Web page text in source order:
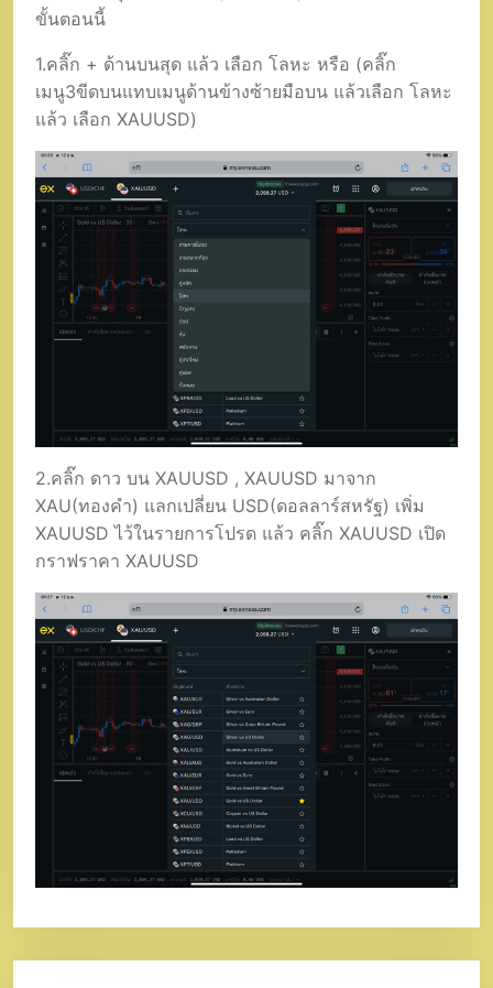
ขั้นตอนนี้
1.คลิ๊ก + ด้านบนสุด แล้ว เลือก โลหะ หรือ (คลิ๊ก
เมนู3ขีดบนแทบเมนูด้านข้างซ้ายมือบน แล้วเลือก โลหะ
แล้ว เลือก XAUUSD)
2.คลิ๊ก ดาว บน XAUUSD , XAUUSD มาจาก
XAU(ทองคำ) แลกเปลี่ยน USD(ดอลลาร์สหรัฐ) เพิ่ม
XAUUSD ไว้ในรายการโปรด แล้ว คลิ๊ก XAUUSD เปิด
กราฟราคา XAUUSD